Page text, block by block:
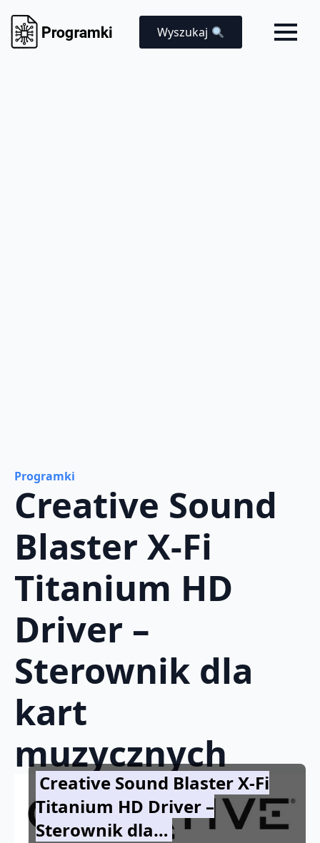
Wyszukaj
Programki
Creative Sound
Blaster X-Fi
Titanium HD
Driver –
Sterownik dla
kart
muzycznych
Creative Sound Blaster X-Fi
Titanium HD Driver –
Sterownik dla…